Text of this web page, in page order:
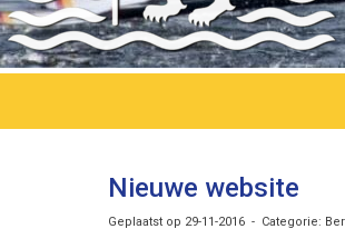
Nieuwe website
Geplaatst op 29-11-2016 - Categorie: